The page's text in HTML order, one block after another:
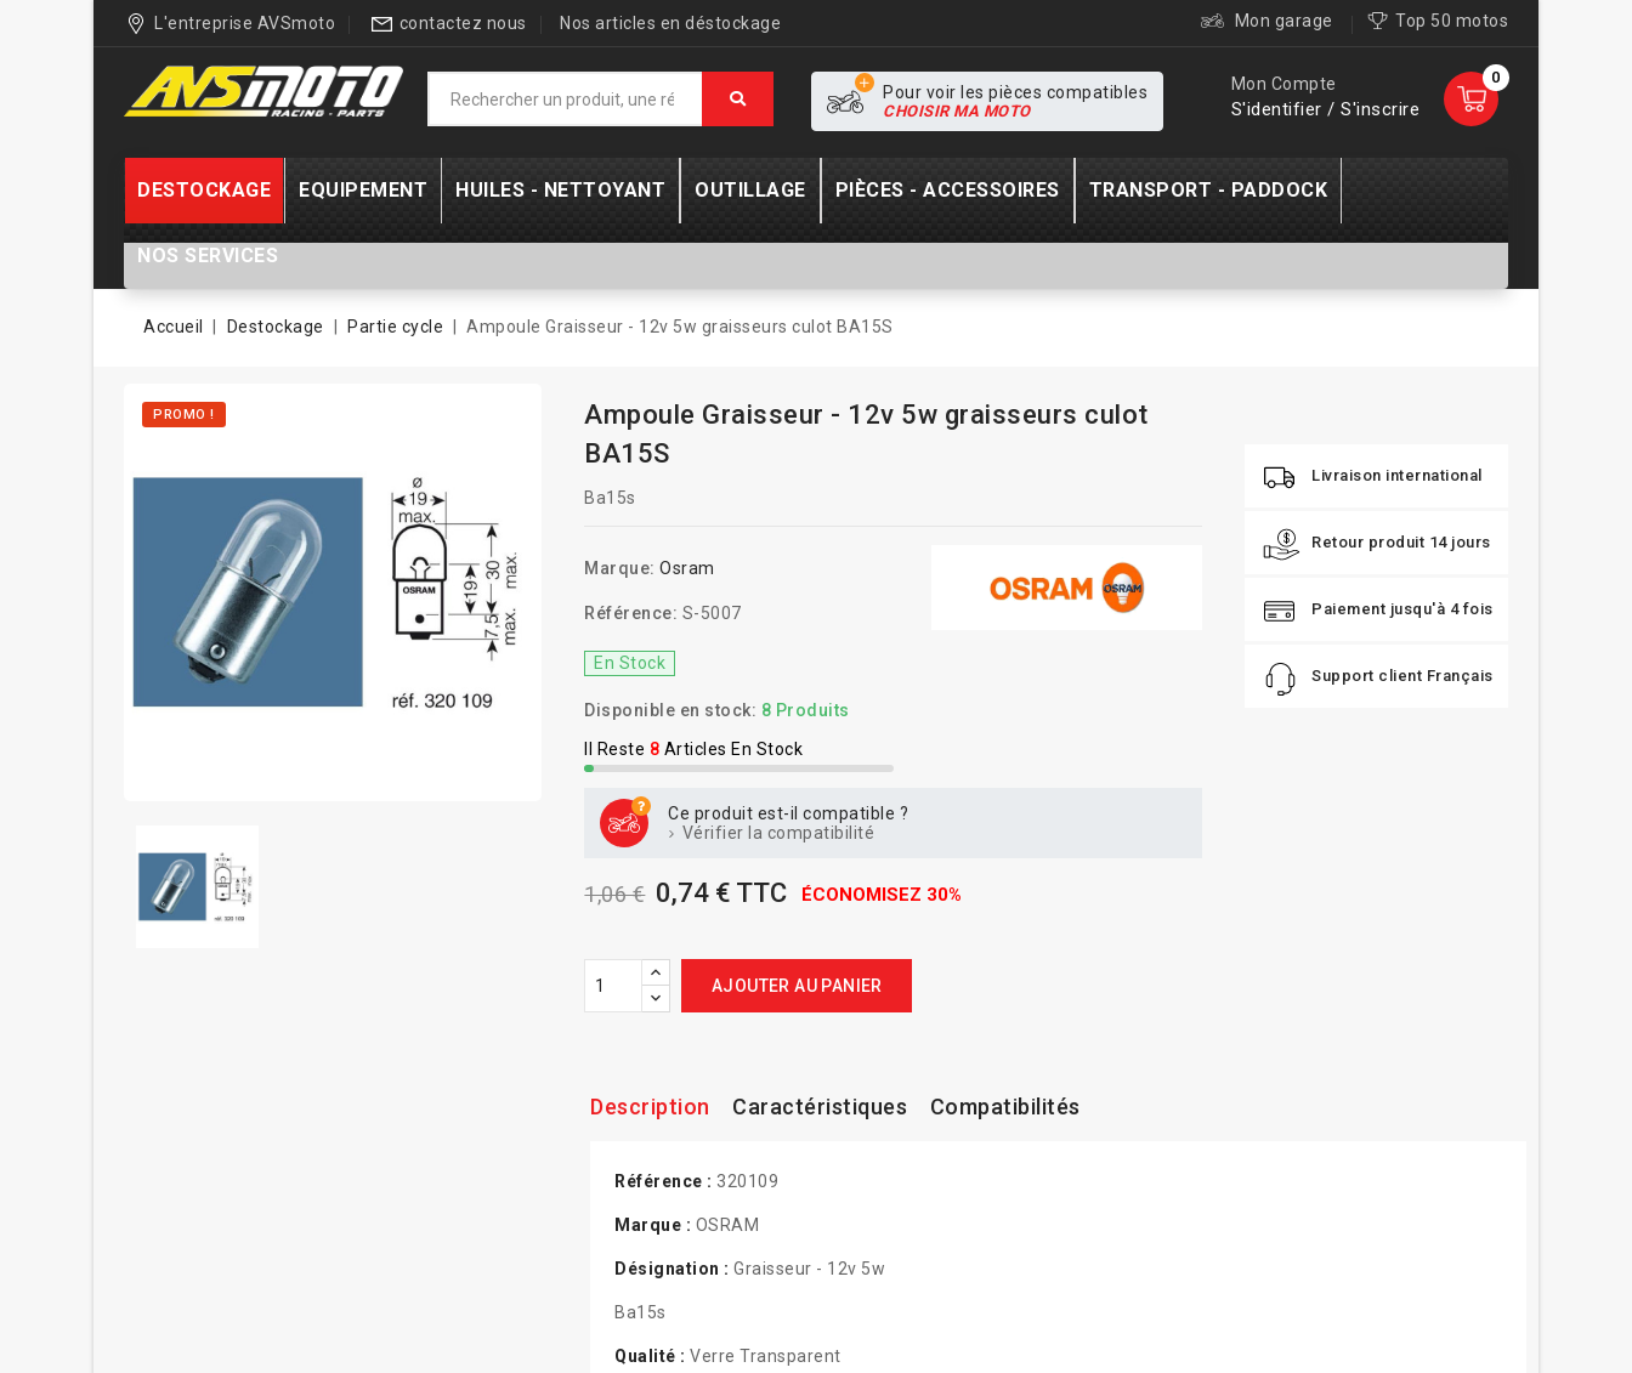
L'entreprise AVSmoto contactez nous Nos articles en déstockage Mon garage Top 50 motos
0
Mon Compte
S'identifier / S'inscrire
Pour voir les pièces compatibles
CHOISIR MA MOTO
DESTOCKAGE EQUIPEMENT HUILES - NETTOYANT OUTILLAGE PIÈCES - ACCESSOIRES TRANSPORT - PADDOCK
NOS SERVICES
Accueil Destockage Partie cycle Ampoule Graisseur - 12v 5w graisseurs culot BA15S
PROMO !
Ampoule Graisseur - 12v 5w graisseurs culot
BA15S
Ba15s
Marque: Osram
Référence: S-5007
En Stock
Disponible en stock: 8 Produits
Il Reste 8 Articles En Stock
Ce produit est-il compatible ?
Vérifier la compatibilité
1,06 € 0,74 € TTC ÉCONOMISEZ 30%
AJOUTER AU PANIER
Livraison international
Retour produit 14 jours
Paiement jusqu'à 4 fois
Support client Français
Description Caractéristiques Compatibilités
Référence : 320109
Marque : OSRAM
Désignation : Graisseur - 12v 5w
Ba15s
Qualité : Verre Transparent